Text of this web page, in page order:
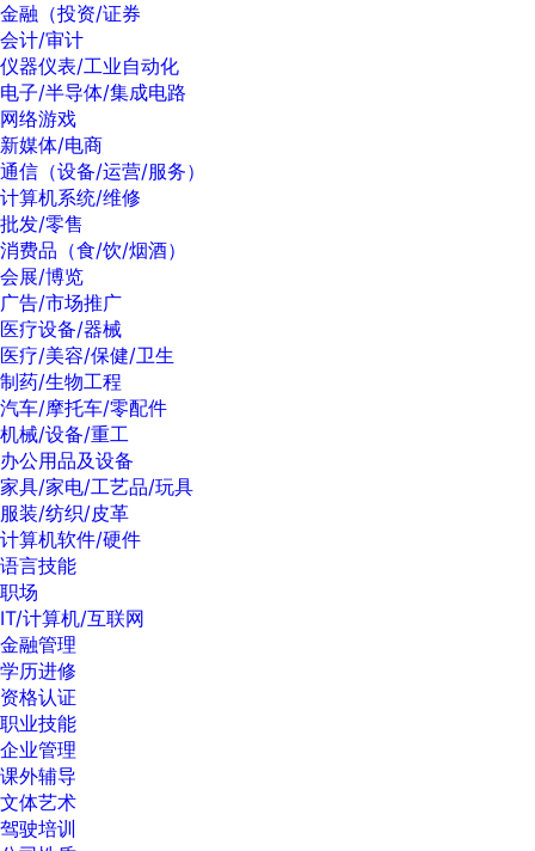
金融（投资/证券
会计/审计
仪器仪表/工业自动化
电子/半导体/集成电路
网络游戏
新媒体/电商
通信（设备/运营/服务）
计算机系统/维修
批发/零售
消费品（食/饮/烟酒）
会展/博览
广告/市场推广
医疗设备/器械
医疗/美容/保健/卫生
制药/生物工程
汽车/摩托车/零配件
机械/设备/重工
办公用品及设备
家具/家电/工艺品/玩具
服装/纺织/皮革
计算机软件/硬件
语言技能
职场
IT/计算机/互联网
金融管理
学历进修
资格认证
职业技能
企业管理
课外辅导
文体艺术
驾驶培训